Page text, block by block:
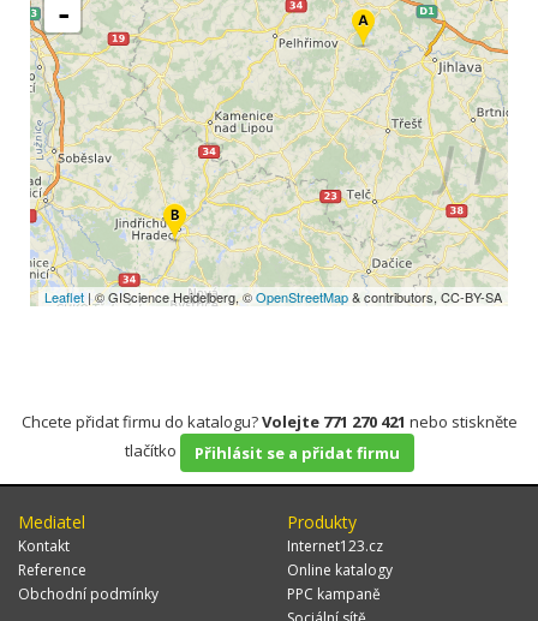
-
Leaflet | © GIScience Heidelberg, ©OpenStreetMap& contributors, CC-BY-SA
Chcete přidat firmu do katalogu?Volejte 771 270 421 nebo stiskněte
tlačítko
Přihlásit se a přidat firmu
Mediatel
Kontakt
Reference
Obchodní podmínky
Produkty
Internet123.cz
Online katalogy
PPC kampaně